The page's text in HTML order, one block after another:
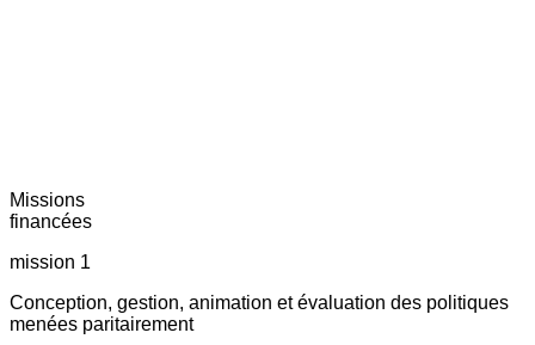
Missions
financées
mission 1
Conception, gestion, animation et évaluation des politiques
menées paritairement